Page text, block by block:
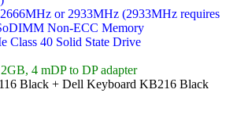
or 2933MHz (2933MHz requires
Non-ECC Memory
Class 40 Solid State Drive
4 mDP to DP adapter
Black + Dell Keyboard KB216 Black